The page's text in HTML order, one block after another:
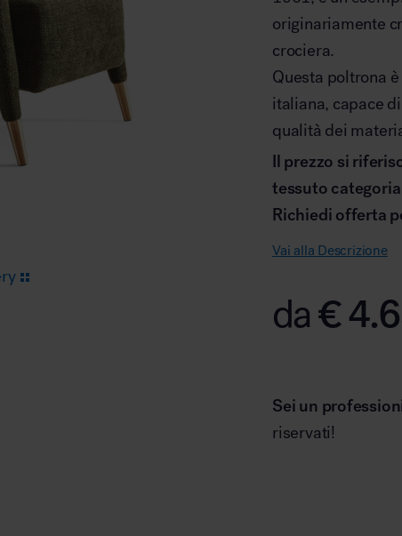
Arredo area reception
originariamente
crociera.
Questa poltrona
italiana, capace
qualità dei
Il prezzo si
tessuto
Richiedi offerta
Vai alla Descrizione
da€
Sei un
riservati!